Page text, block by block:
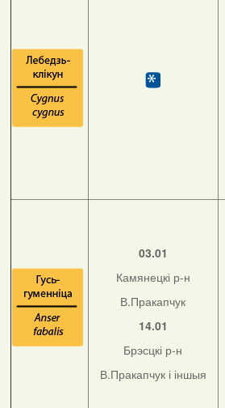
03.01
Камянецкі р-н
В.Пракапчук
14.01
Брэсцкі р-н
В.Пракапчук і іншыя